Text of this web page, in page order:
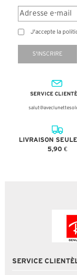
J'accepte la
S'INSCRIRE
SERVICE
LIVRAISON
5,90 €
SERVICE